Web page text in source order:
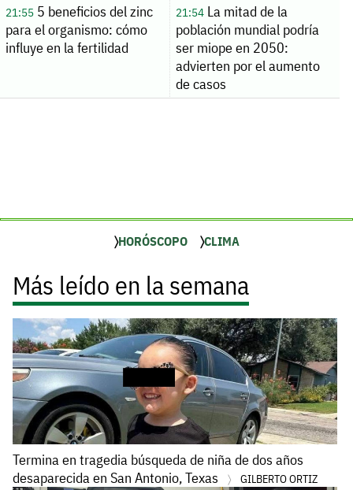
21:555 beneficios del zinc
para el organismo: cómo
influye en la fertilidad
21:54La mitad de la
población mundial podría
ser miope en 2050:
advierten por el aumento
de casos
HORÓSCOPO CLIMA
Más leído en la semana
Termina en tragedia búsqueda de niña de dos años
desaparecida en San Antonio, Texas
GILBERTO ORTIZ